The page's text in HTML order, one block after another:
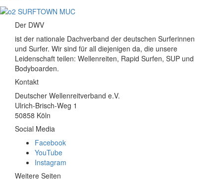
Der DWV
ist der nationale Dachverband der deutschen Surferinnen
und Surfer. Wir sind für all diejenigen da, die unsere
Leidenschaft teilen: Wellenreiten, Rapid Surfen, SUP und
Bodyboarden.
Kontakt
Deutscher Wellenreitverband e.V.
Ulrich-Brisch-Weg 1
50858 Köln
Social Media
Facebook
YouTube
Instagram
Weitere Seiten